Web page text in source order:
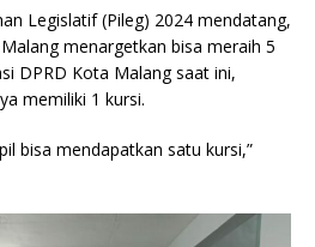
Legislatif (Pileg) 2024 mendatang,
menargetkan bisa meraih 5
DPRD Kota Malang saat ini,
memiliki 1 kursi.
bisa mendapatkan satu kursi,”